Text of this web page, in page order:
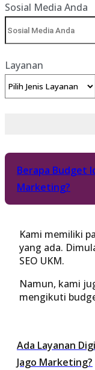
Sosial Media Anda
Layanan
Berapa Budget
Marketing?
Kami memiliki
yang ada.
SEO UKM.
Namun, kami
mengikuti
Ada Layanan
Jago Marketing?